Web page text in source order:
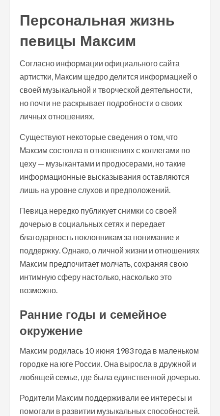
Персональная жизнь
певицы Максим
Согласно информации официального сайта
артистки, Максим щедро делится информацией о
своей музыкальной и творческой деятельности,
но почти не раскрывает подробности о своих
личных отношениях.
Существуют некоторые сведения о том, что
Максим состояла в отношениях с коллегами по
цеху — музыкантами и продюсерами, но такие
информационные высказывания оставляются
лишь на уровне слухов и предположений.
Певица нередко публикует снимки со своей
дочерью в социальных сетях и передает
благодарность поклонникам за понимание и
поддержку. Однако, о личной жизни и отношениях
Максим предпочитает молчать, сохраняя свою
интимную сферу настолько, насколько это
возможно.
Ранние годы и семейное
окружение
Максим родилась 10 июня 1983 года в маленьком
городке на юге России. Она выросла в дружной и
любящей семье, где была единственной дочерью.
Родители Максим поддерживали ее интересы и
помогали в развитии музыкальных способностей.